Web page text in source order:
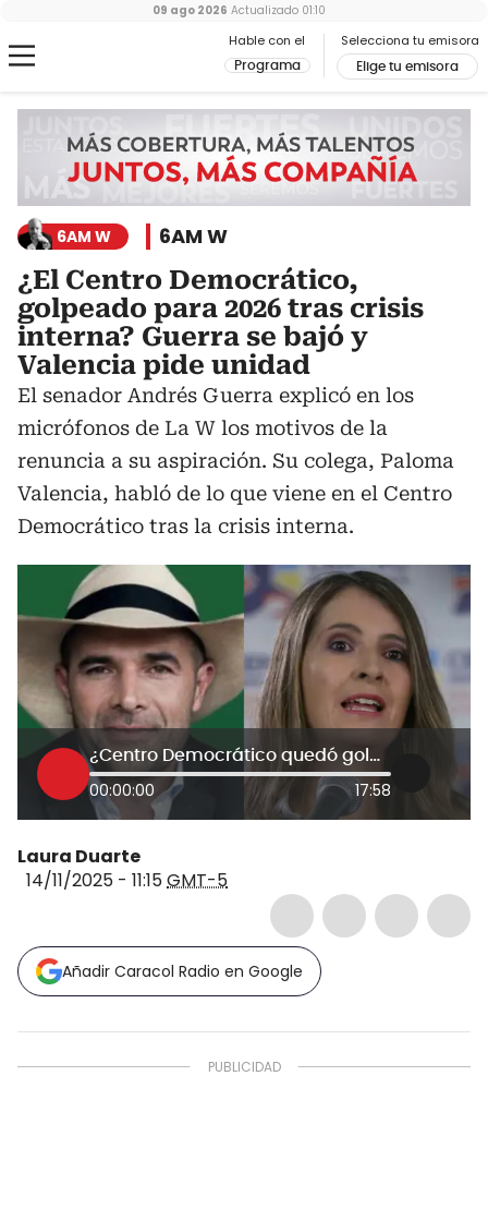
Hable con el
Programa
Selecciona tu emisora
Elige tu emisora
09 ago 2026 Actualizado 01:10
6AM W 6AM W
¿El Centro Democrático,
golpeado para 2026 tras crisis
interna? Guerra se bajó y
Valencia pide unidad
El senador Andrés Guerra explicó en los
micrófonos de La W los motivos de la
renuncia a su aspiración. Su colega, Paloma
Valencia, habló de lo que viene en el Centro
Democrático tras la crisis interna.
¿Centro Democrático quedó golpeado para el 2026 tras crisis interna? Guerra se bajó y Valencia pide unidad
00:00:00 17:58
Laura Duarte
14/11/2025 - 11:15GMT-5
Añadir Caracol Radio en Google